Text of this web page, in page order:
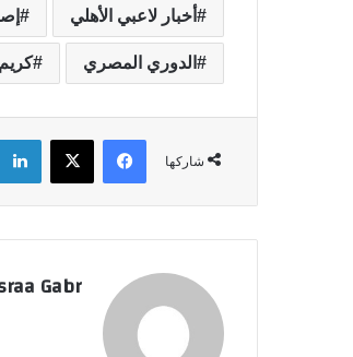
أخبار لاعبي الأهلي
الدوري المصري
شاركها
فيسبوك ‫X
Gabr